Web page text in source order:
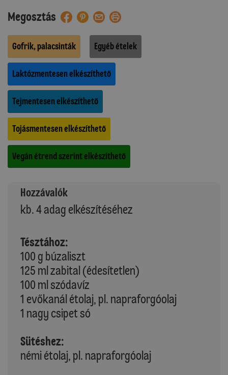
Megosztás
Gofrik, palacsinták Egyéb ételek
Laktózmentesen elkészíthető
Tejmentesen elkészíthető
Tojásmentesen elkészíthető
Vegán étrend szerint elkészíthető
Hozzávalók
kb. 4 adag elkészítéséhez
Tésztához:
100 g búzaliszt
125 ml zabital (édesítetlen)
100 ml szódavíz
1 evőkanál étolaj, pl. napraforgóolaj
1 nagy csipet só
Sütéshez:
némi étolaj, pl. napraforgóolaj